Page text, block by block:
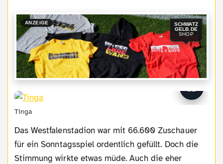
ANZEIGE
SCHWATZ
GELB.DE
SHOP
Tinga
Das Westfalenstadion war mit 66.600 Zuschauer
für ein Sonntagsspiel ordentlich gefüllt. Doch die
Stimmung wirkte etwas müde. Auch die eher